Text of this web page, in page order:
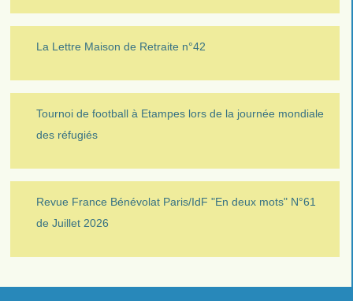
La Lettre Maison de Retraite n°42
Tournoi de football à Etampes lors de la journée mondiale
des réfugiés
Revue France Bénévolat Paris/IdF "En deux mots" N°61
de Juillet 2026